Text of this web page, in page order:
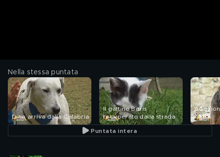
Nella stessa puntata
Dino arriva dalla Calabria
Il gattino Boris
recuperato dalla strada
Akira
Puntata intera